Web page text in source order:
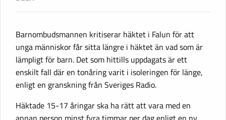
Barnombudsmannen kritiserar häktet i Falun för att
unga människor får sitta längre i häktet än vad som är
lämpligt för barn. Det som hittills uppdagats är ett
enskilt fall där en tonåring varit i isoleringen för länge,
enligt en granskning från Sveriges Radio.
Häktade 15-17 åringar ska ha rätt att vara med en